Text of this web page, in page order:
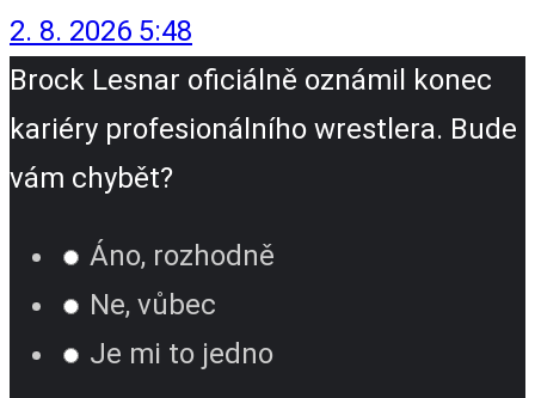
2. 8. 2026 5:48
Brock Lesnar oficiálně oznámil konec
kariéry profesionálního wrestlera. Bude
vám chybět?
Áno, rozhodně
Ne, vůbec
Je mi to jedno